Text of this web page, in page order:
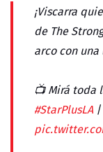
¡Viscarra
de The
arco con
📺 Mirá toda
#StarPlusLA |